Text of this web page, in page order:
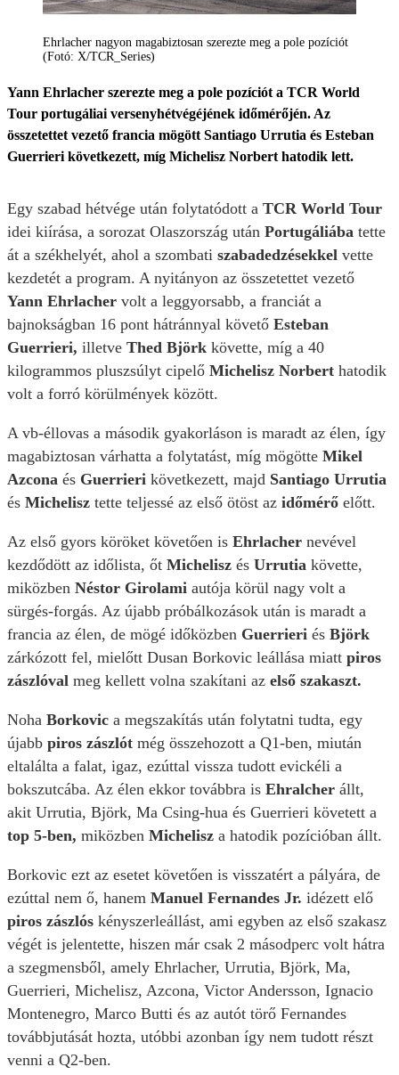
Ehrlacher nagyon magabiztosan szerezte meg a pole pozíciót
(Fotó: X/TCR_Series)
Yann Ehrlacher szerezte meg a pole pozíciót a TCR World
Tour portugáliai versenyhétvégéjének időmérőjén. Az
összetettet vezető francia mögött Santiago Urrutia és Esteban
Guerrieri következett, míg Michelisz Norbert hatodik lett.
Egy szabad hétvége után folytatódott a TCR World Tour
idei kiírása, a sorozat Olaszország után Portugáliába tette
át a székhelyét, ahol a szombati szabadedzésekkel vette
kezdetét a program. A nyitányon az összetettet vezető
Yann Ehrlacher volt a leggyorsabb, a franciát a
bajnokságban 16 pont hátránnyal követő Esteban
Guerrieri, illetve Thed Björk követte, míg a 40
kilogrammos pluszsúlyt cipelő Michelisz Norbert hatodik
volt a forró körülmények között.
A vb-éllovas a második gyakorláson is maradt az élen, így
magabiztosan várhatta a folytatást, míg mögötte Mikel
Azcona és Guerrieri következett, majd Santiago Urrutia
és Michelisz tette teljessé az első ötöst az időmérő előtt.
Az első gyors köröket követően is Ehrlacher nevével
kezdődött az időlista, őt Michelisz és Urrutia követte,
miközben Néstor Girolami autója körül nagy volt a
sürgés-forgás. Az újabb próbálkozások után is maradt a
francia az élen, de mögé időközben Guerrieri és Björk
zárkózott fel, mielőtt Dusan Borkovic leállása miatt piros
zászlóval meg kellett volna szakítani az első szakaszt.
Noha Borkovic a megszakítás után folytatni tudta, egy
újabb piros zászlót még összehozott a Q1-ben, miután
eltalálta a falat, igaz, ezúttal vissza tudott evickéli a
bokszutcába. Az élen ekkor továbbra is Ehralcher állt,
akit Urrutia, Björk, Ma Csing-hua és Guerrieri követett a
top 5-ben, miközben Michelisz a hatodik pozícióban állt.
Borkovic ezt az esetet követően is visszatért a pályára, de
ezúttal nem ő, hanem Manuel Fernandes Jr. idézett elő
piros zászlós kényszerleállást, ami egyben az első szakasz
végét is jelentette, hiszen már csak 2 másodperc volt hátra
a szegmensből, amely Ehrlacher, Urrutia, Björk, Ma,
Guerrieri, Michelisz, Azcona, Victor Andersson, Ignacio
Montenegro, Marco Butti és az autót törő Fernandes
továbbjutását hozta, utóbbi azonban így nem tudott részt
venni a Q2-ben.